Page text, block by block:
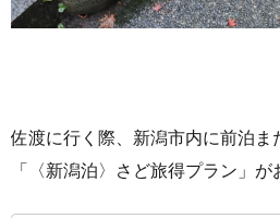
佐渡に行く際、新潟市内に前泊ま
「〈新潟泊〉さど旅得プラン」が